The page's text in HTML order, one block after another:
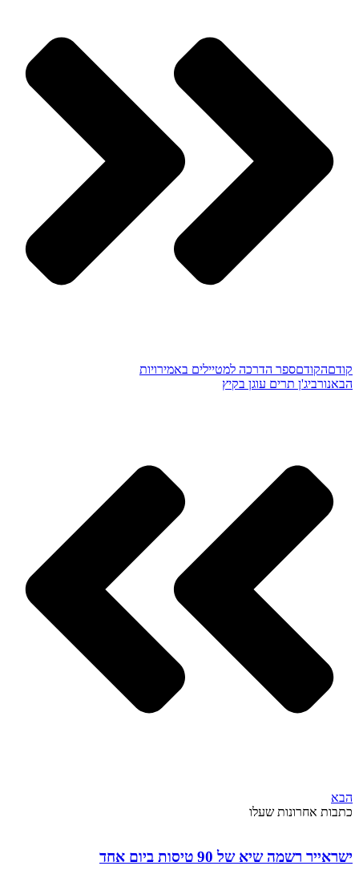
קודםהקודםספר הדרכה למטיילים באמירויות
הבאנורביג'ן תרים עוגן בקיץ
הבא
כתבות אחרונות שעלו
ישראייר רשמה שיא של 90 טיסות ביום אחד